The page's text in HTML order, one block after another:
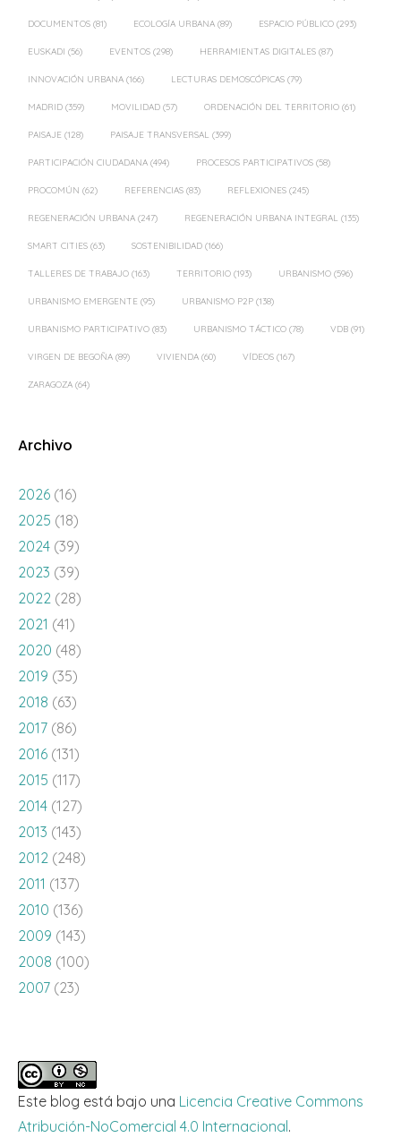
DOCUMENTOS (81) ECOLOGÍA URBANA (89) ESPACIO PÚBLICO (293)
EUSKADI (56) EVENTOS (298) HERRAMIENTAS DIGITALES (87)
INNOVACIÓN URBANA (166) LECTURAS DEMOSCÓPICAS (79)
MADRID (359) MOVILIDAD (57) ORDENACIÓN DEL TERRITORIO (61)
PAISAJE (128) PAISAJE TRANSVERSAL (399)
PARTICIPACIÓN CIUDADANA (494) PROCESOS PARTICIPATIVOS (58)
PROCOMÚN (62) REFERENCIAS (83) REFLEXIONES (245)
REGENERACIÓN URBANA (247) REGENERACIÓN URBANA INTEGRAL (135)
SMART CITIES (63) SOSTENIBILIDAD (166)
TALLERES DE TRABAJO (163) TERRITORIO (193) URBANISMO (596)
URBANISMO EMERGENTE (95) URBANISMO P2P (138)
URBANISMO PARTICIPATIVO (83) URBANISMO TÁCTICO (78) VDB (91)
VIRGEN DE BEGOÑA (89) VIVIENDA (60) VÍDEOS (167)
ZARAGOZA (64)
Archivo
2026 (16)
2025 (18)
2024 (39)
2023 (39)
2022 (28)
2021 (41)
2020 (48)
2019 (35)
2018 (63)
2017 (86)
2016 (131)
2015 (117)
2014 (127)
2013 (143)
2012 (248)
2011 (137)
2010 (136)
2009 (143)
2008 (100)
2007 (23)
Este blog está bajo una Licencia Creative Commons
Atribución-NoComercial 4.0 Internacional.